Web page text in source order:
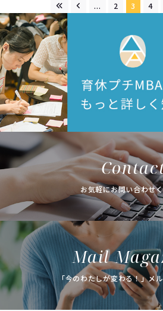
... 2 3 4
お気軽にお問い合わせ
Mail
「今のわたしが変わる！」メ